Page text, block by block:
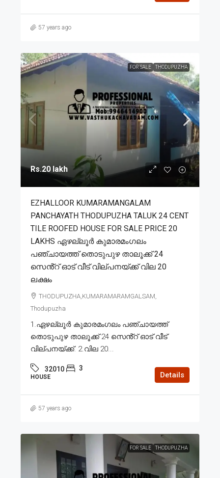
57 years ago
FOR SALE THODUPUZHA
Rs.20 lakh
EZHALLOOR KUMARAMANGALAM
PANCHAYATH THODUPUZHA TALUK 24 CENT
TILE ROOFED HOUSE FOR SALE PRICE 20
LAKHS ഏഴല്ലൂർ കുമാരമംഗലം
പഞ്ചായത്ത് തൊടുപുഴ താലൂക്ക് 24
സെൻ്റ് ഓട് വീട് വില്പനയ്ക്ക് വില 20
ലക്ഷം
THODUPUZHA,KUMARAMARAMGALSAM,
Thodupuzha
1.ഏഴല്ലൂർ കുമാരമംഗലം പഞ്ചായത്ത്
തൊടുപുഴ താലൂക്ക് 24 സെൻ്റ് ഓട് വീട്
വില്പനയ്ക്ക്. 2.വില 20...
32010 3
HOUSE Details
57 years ago
FOR SALE THODUPUZHA